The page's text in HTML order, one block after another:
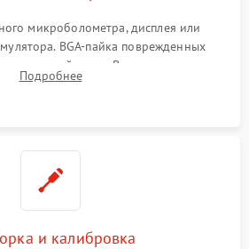
микроболометра, дисплея или
BGA-пайка поврежденных
плате. Восстановление
замена поврежденных элементов
Подробнее
и калибровка